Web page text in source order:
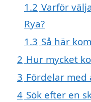
1.2 Varför
Rya?
1.3 Så här
2 Hur mycket
3 Fördelar med
4 Sök efter en